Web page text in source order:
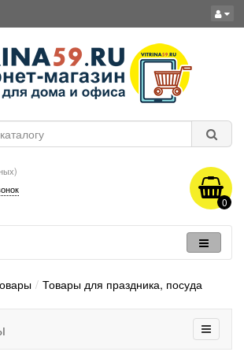
0
Товары для праздника, посуда